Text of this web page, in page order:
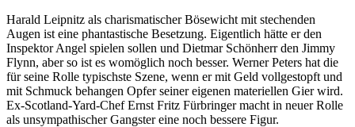
Harald Leipnitz als charismatischer Bösewicht mit stechenden
Augen ist eine phantastische Besetzung. Eigentlich hätte er den
Inspektor Angel spielen sollen und Dietmar Schönherr den Jimmy
Flynn, aber so ist es womöglich noch besser. Werner Peters hat die
für seine Rolle typischste Szene, wenn er mit Geld vollgestopft und
mit Schmuck behangen Opfer seiner eigenen materiellen Gier wird.
Ex-Scotland-Yard-Chef Ernst Fritz Fürbringer macht in neuer Rolle
als unsympathischer Gangster eine noch bessere Figur.